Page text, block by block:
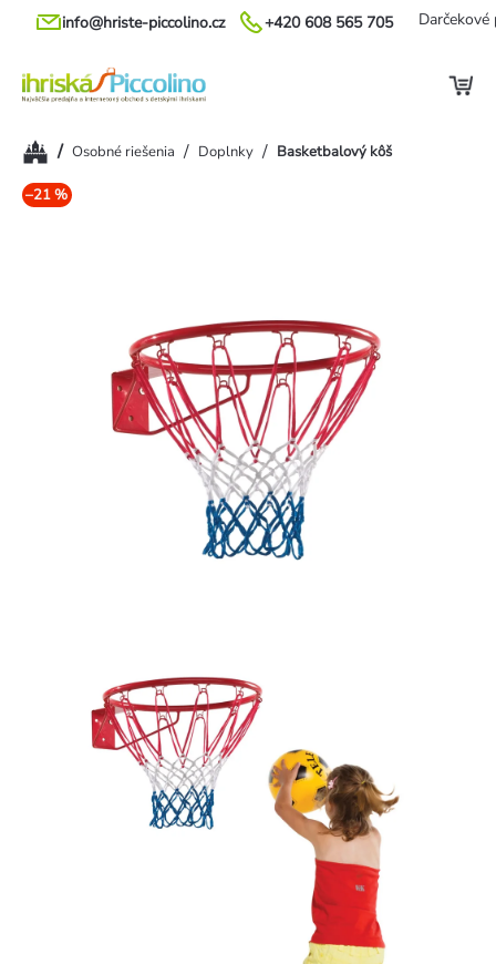
Prejsť
+420 608 565 705
info@hriste-piccolino.cz Darčekové
Domov
/ Osobné riešenia / Doplnky / Basketbalový kôš
–21 %